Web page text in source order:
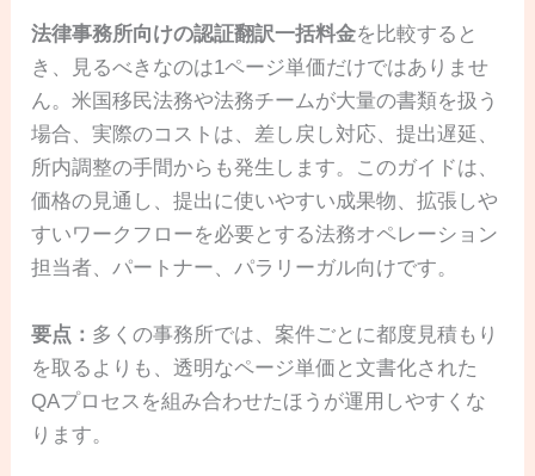
法律事務所向けの認証翻訳一括料金を比較すると
き、見るべきなのは1ページ単価だけではありませ
ん。米国移民法務や法務チームが大量の書類を扱う
場合、実際のコストは、差し戻し対応、提出遅延、
所内調整の手間からも発生します。このガイドは、
価格の見通し、提出に使いやすい成果物、拡張しや
すいワークフローを必要とする法務オペレーション
担当者、パートナー、パラリーガル向けです。
要点： 多くの事務所では、案件ごとに都度見積もり
を取るよりも、透明なページ単価と文書化された
QAプロセスを組み合わせたほうが運用しやすくな
ります。